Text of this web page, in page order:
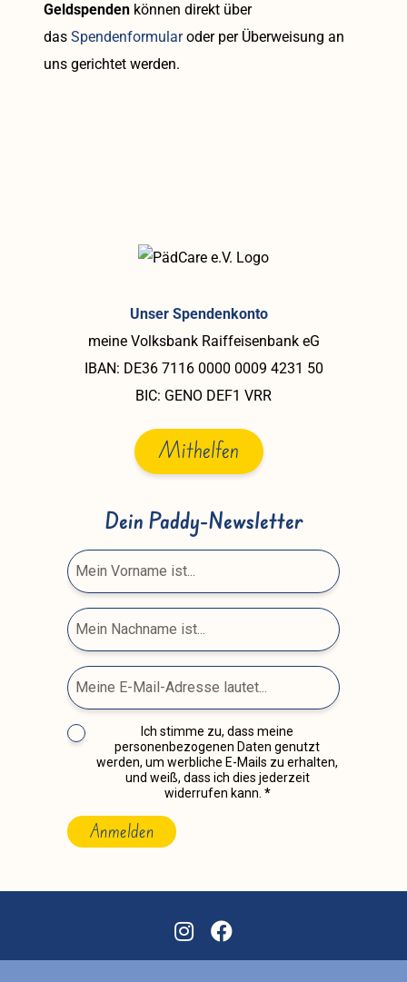
Geldspenden können direkt über
das Spendenformular oder per Überweisung an
uns gerichtet werden.
Unser Spendenkonto
meine Volksbank Raiffeisenbank eG
IBAN: DE36 7116 0000 0009 4231 50
BIC: GENO DEF1 VRR
Mithelfen
Dein Paddy-Newsletter
Ich stimme zu, dass meine
personenbezogenen Daten genutzt
werden, um werbliche E-Mails zu erhalten,
und weiß, dass ich dies jederzeit
widerrufen kann.
Anmelden